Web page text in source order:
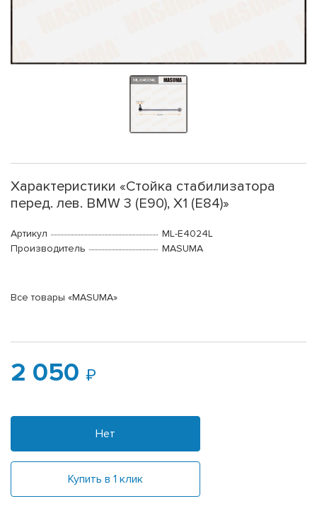
Характеристики «Стойка стабилизатора
перед. лев. BMW 3 (E90), X1 (E84)»
Артикул
ML-E4024L
Производитель
MASUMA
Все товары «MASUMA»
2 050
Нет
Купить в 1 клик